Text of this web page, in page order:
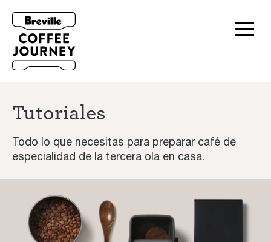
Tutoriales
Todo lo que necesitas para preparar café de
especialidad de la tercera ola en casa.